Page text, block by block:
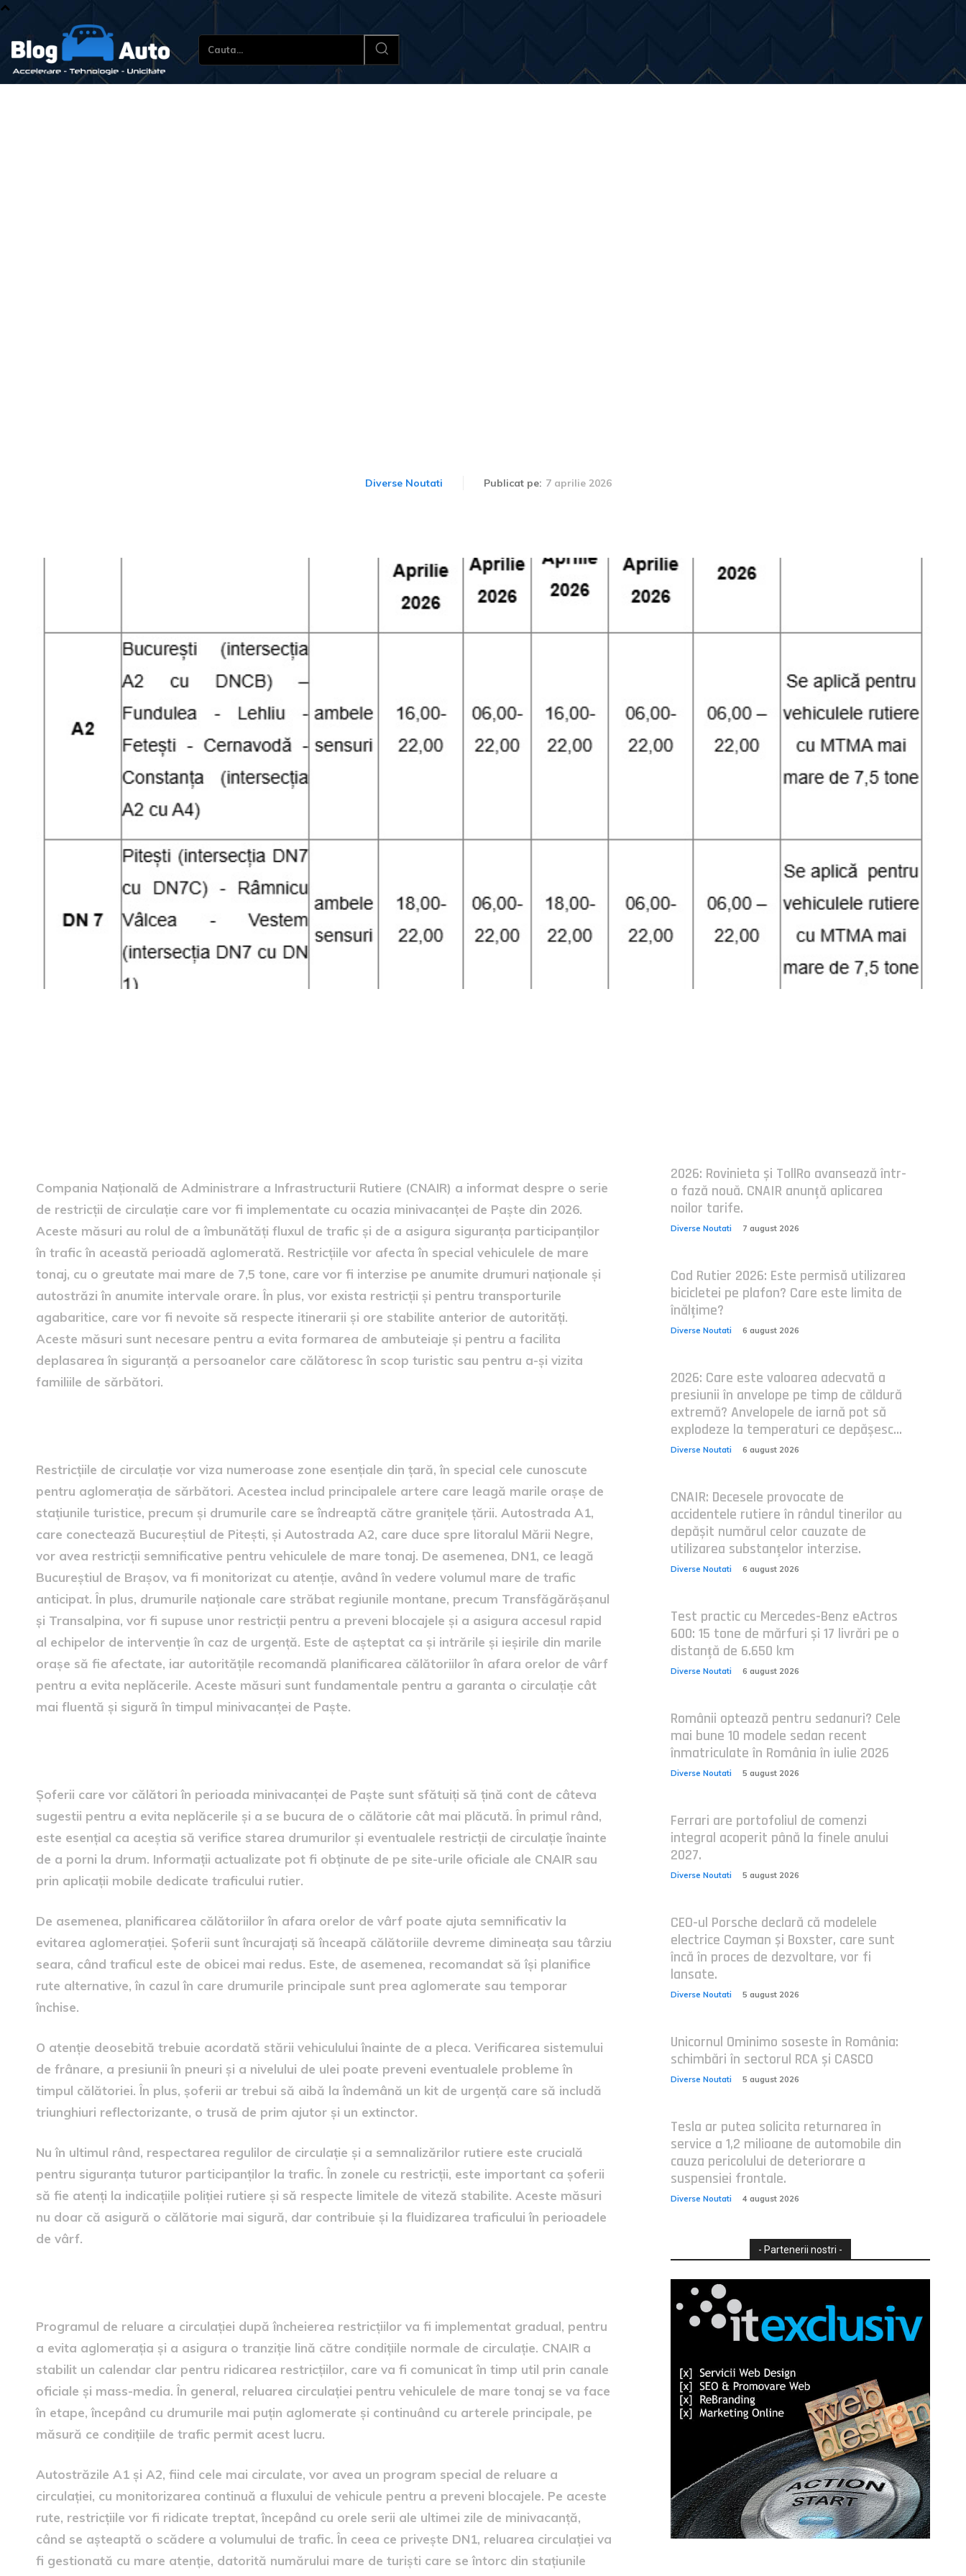
Cauta...
Diverse Noutati Publicat pe: 7 aprilie 2026
Compania Națională de Administrare a Infrastructurii Rutiere (CNAIR) a informat despre o serie
de restricții de circulație care vor fi implementate cu ocazia minivacanței de Paște din 2026.
Aceste măsuri au rolul de a îmbunătăți fluxul de trafic și de a asigura siguranța participanților
în trafic în această perioadă aglomerată. Restricțiile vor afecta în special vehiculele de mare
tonaj, cu o greutate mai mare de 7,5 tone, care vor fi interzise pe anumite drumuri naționale și
autostrăzi în anumite intervale orare. În plus, vor exista restricții și pentru transporturile
agabaritice, care vor fi nevoite să respecte itinerarii și ore stabilite anterior de autorități.
Aceste măsuri sunt necesare pentru a evita formarea de ambuteiaje și pentru a facilita
deplasarea în siguranță a persoanelor care călătoresc în scop turistic sau pentru a-și vizita
familiile de sărbători.
Restricțiile de circulație vor viza numeroase zone esențiale din țară, în special cele cunoscute
pentru aglomerația de sărbători. Acestea includ principalele artere care leagă marile orașe de
stațiunile turistice, precum și drumurile care se îndreaptă către granițele țării. Autostrada A1,
care conectează Bucureștiul de Pitești, și Autostrada A2, care duce spre litoralul Mării Negre,
vor avea restricții semnificative pentru vehiculele de mare tonaj. De asemenea, DN1, ce leagă
Bucureștiul de Brașov, va fi monitorizat cu atenție, având în vedere volumul mare de trafic
anticipat. În plus, drumurile naționale care străbat regiunile montane, precum Transfăgărășanul
și Transalpina, vor fi supuse unor restricții pentru a preveni blocajele și a asigura accesul rapid
al echipelor de intervenție în caz de urgență. Este de așteptat ca și intrările și ieșirile din marile
orașe să fie afectate, iar autoritățile recomandă planificarea călătoriilor în afara orelor de vârf
pentru a evita neplăcerile. Aceste măsuri sunt fundamentale pentru a garanta o circulație cât
mai fluentă și sigură în timpul minivacanței de Paște.
Șoferii care vor călători în perioada minivacanței de Paște sunt sfătuiți să țină cont de câteva
sugestii pentru a evita neplăcerile și a se bucura de o călătorie cât mai plăcută. În primul rând,
este esențial ca aceștia să verifice starea drumurilor și eventualele restricții de circulație înainte
de a porni la drum. Informații actualizate pot fi obținute de pe site-urile oficiale ale CNAIR sau
prin aplicații mobile dedicate traficului rutier.
De asemenea, planificarea călătoriilor în afara orelor de vârf poate ajuta semnificativ la
evitarea aglomerației. Șoferii sunt încurajați să înceapă călătoriile devreme dimineața sau târziu
seara, când traficul este de obicei mai redus. Este, de asemenea, recomandat să își planifice
rute alternative, în cazul în care drumurile principale sunt prea aglomerate sau temporar
închise.
O atenție deosebită trebuie acordată stării vehiculului înainte de a pleca. Verificarea sistemului
de frânare, a presiunii în pneuri și a nivelului de ulei poate preveni eventualele probleme în
timpul călătoriei. În plus, șoferii ar trebui să aibă la îndemână un kit de urgență care să includă
triunghiuri reflectorizante, o trusă de prim ajutor și un extinctor.
Nu în ultimul rând, respectarea regulilor de circulație și a semnalizărilor rutiere este crucială
pentru siguranța tuturor participanților la trafic. În zonele cu restricții, este important ca șoferii
să fie atenți la indicațiile poliției rutiere și să respecte limitele de viteză stabilite. Aceste măsuri
nu doar că asigură o călătorie mai sigură, dar contribuie și la fluidizarea traficului în perioadele
de vârf.
Programul de reluare a circulației după încheierea restricțiilor va fi implementat gradual, pentru
a evita aglomerația și a asigura o tranziție lină către condițiile normale de circulație. CNAIR a
stabilit un calendar clar pentru ridicarea restricțiilor, care va fi comunicat în timp util prin canale
oficiale și mass-media. În general, reluarea circulației pentru vehiculele de mare tonaj se va face
în etape, începând cu drumurile mai puțin aglomerate și continuând cu arterele principale, pe
măsură ce condițiile de trafic permit acest lucru.
Autostrăzile A1 și A2, fiind cele mai circulate, vor avea un program special de reluare a
circulației, cu monitorizarea continuă a fluxului de vehicule pentru a preveni blocajele. Pe aceste
rute, restricțiile vor fi ridicate treptat, începând cu orele serii ale ultimei zile de minivacanță,
când se așteaptă o scădere a volumului de trafic. În ceea ce privește DN1, reluarea circulației va
fi gestionată cu mare atenție, datorită numărului mare de turiști care se întorc din stațiunile
2026: Rovinieta și TollRo avansează într-
o fază nouă. CNAIR anunță aplicarea
noilor tarife.
Diverse Noutati 7 august 2026
Cod Rutier 2026: Este permisă utilizarea
bicicletei pe plafon? Care este limita de
înălțime?
Diverse Noutati 6 august 2026
2026: Care este valoarea adecvată a
presiunii în anvelope pe timp de căldură
extremă? Anvelopele de iarnă pot să
explodeze la temperaturi ce depășesc...
Diverse Noutati 6 august 2026
CNAIR: Decesele provocate de
accidentele rutiere în rândul tinerilor au
depășit numărul celor cauzate de
utilizarea substanțelor interzise.
Diverse Noutati 6 august 2026
Test practic cu Mercedes-Benz eActros
600: 15 tone de mărfuri și 17 livrări pe o
distanță de 6.650 km
Diverse Noutati 6 august 2026
Românii optează pentru sedanuri? Cele
mai bune 10 modele sedan recent
înmatriculate în România în iulie 2026
Diverse Noutati 5 august 2026
Ferrari are portofoliul de comenzi
integral acoperit până la finele anului
2027.
Diverse Noutati 5 august 2026
CEO-ul Porsche declară că modelele
electrice Cayman și Boxster, care sunt
încă în proces de dezvoltare, vor fi
lansate.
Diverse Noutati 5 august 2026
Unicornul Ominimo soseste în România:
schimbări în sectorul RCA și CASCO
Diverse Noutati 5 august 2026
Tesla ar putea solicita returnarea în
service a 1,2 milioane de automobile din
cauza pericolului de deteriorare a
suspensiei frontale.
Diverse Noutati 4 august 2026
- Partenerii nostri -